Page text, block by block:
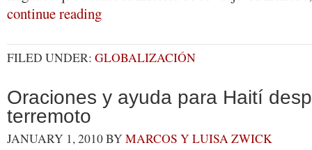
continue reading
FILED UNDER: GLOBALIZACIÓN
Oraciones y ayuda para Haití
terremoto
JANUARY 1, 2010BYMARCOS Y LUISA ZWICK